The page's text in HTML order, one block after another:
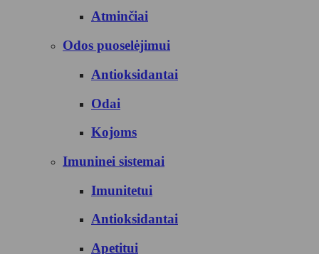
Atminčiai
Odos puoselėjimui
Antioksidantai
Odai
Kojoms
Imuninei sistemai
Imunitetui
Antioksidantai
Apetitui